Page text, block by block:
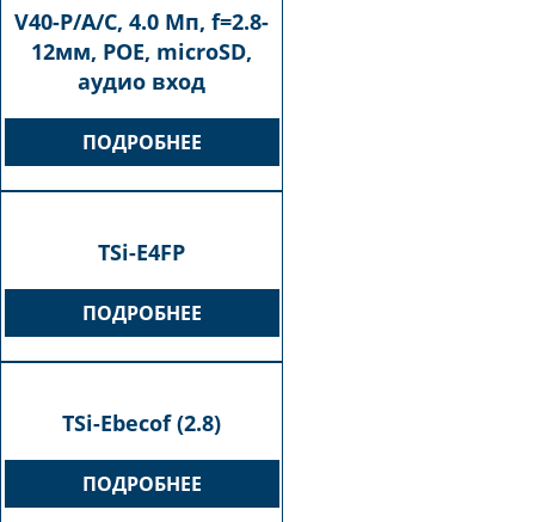
V40-P/A/С, 4.0 Мп, f=2.8-
12мм, POE, microSD,
аудио вход
ПОДРОБНЕЕ
TSi-E4FP
ПОДРОБНЕЕ
TSi-Ebecof (2.8)
ПОДРОБНЕЕ